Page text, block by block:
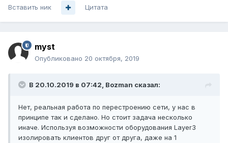
Вставить ник Цитата
myst
Опубликовано 20 октября, 2019
В 20.10.2019 в 07:42, Bozman сказал:
Нет, реальная работа по перестроению сети, у нас в
принципе так и сделано. Но стоит задача несколько
иначе. Используя возможности оборудования Layer3
изолировать клиентов друг от друга, даже на 1